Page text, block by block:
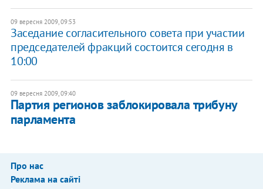
09 вересня 2009, 09:53
Заседание согласительного совета при участии
председателей фракций состоится сегодня в
10:00
09 вересня 2009, 09:40
Партия регионов заблокировала трибуну
парламента
Про нас
Реклама на сайті